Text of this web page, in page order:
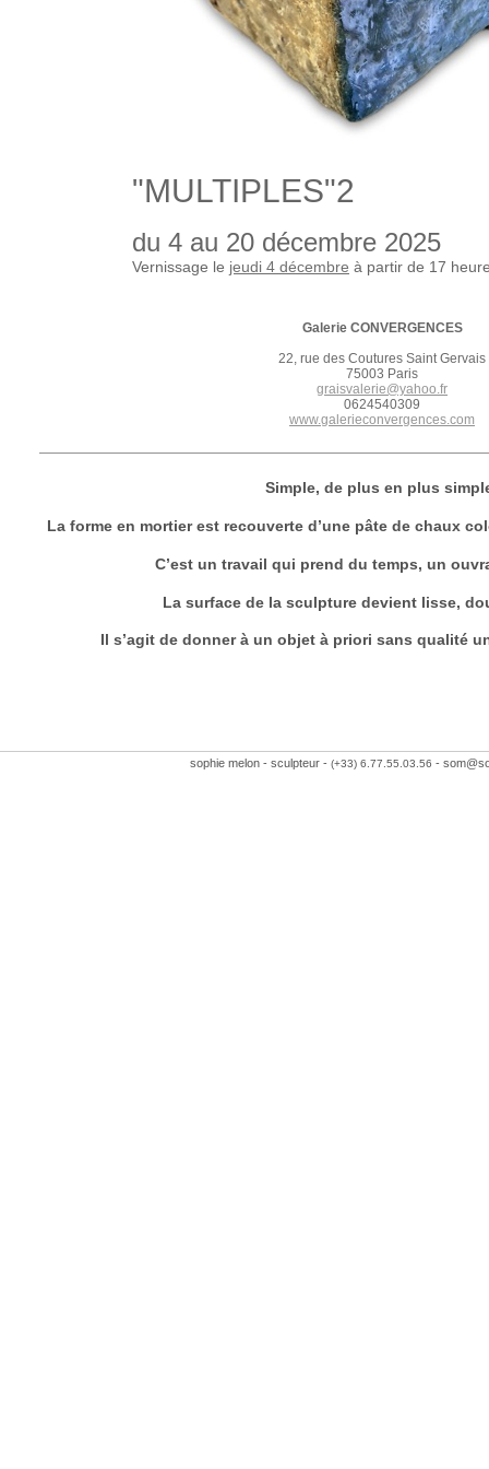
Simple, de plus en plus
La forme en mortier est recouverte d’une pâte de chaux
C’est un travail qui prend du temps, un
La surface de la sculpture devient lisse,
Il s’agit de donner à un objet à priori sans qualité
"MULTIPLES"2
du 4 au 20 décembre 2025
Vernissage le jeudi 4 décembre à partir de 17
Galerie CONVERGENCES
22, rue des Coutures Saint Gervais
75003 Paris
graisvalerie@yahoo.fr
0624540309
www.galerieconvergences.com
sophie melon - sculpteur - (+33) 6.77.55.03.56 -